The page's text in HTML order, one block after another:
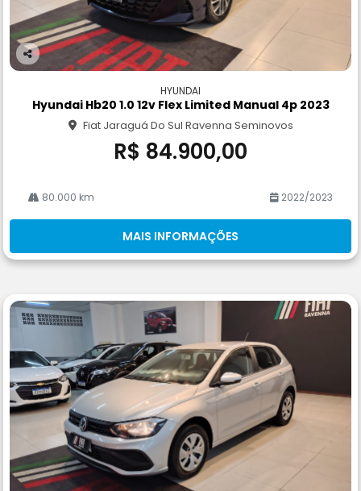
Co
rtil
HYUNDAI
Hyundai Hb20 1.0 12v Flex Limited Manual 4p 2023
Fiat Jaraguá Do Sul Ravenna Seminovos
R$ 84.900,00
80.000 km 2022/2023
MAIS INFORMAÇÕES